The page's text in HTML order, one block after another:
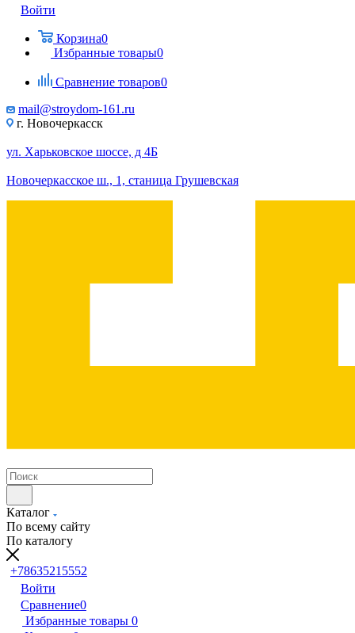
Войти
Корзина0
Избранные товары0
Сравнение товаров0
mail@stroydom-161.ru
г. Новочеркасск
ул. Харьковское шоссе, д 4Б
Новочеркасское ш., 1, станица Грушевская
Каталог
По всему сайту
По каталогу
+78635215552
Войти
Сравнение0
Избранные товары 0